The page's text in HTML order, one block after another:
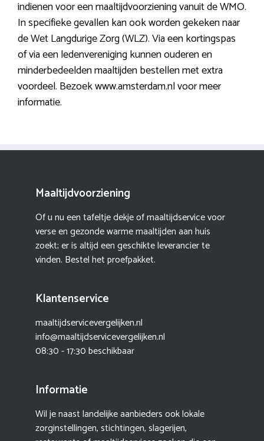
indienen voor een maaltijdvoorziening vanuit de WMO.
In specifieke gevallen kan ook worden gekeken naar
de Wet Langdurige Zorg (WLZ). Via een kortingspas
of via een ledenvereniging kunnen ouderen en
minderbedeelden maaltijden bestellen met extra
voordeel. Bezoek www.amsterdam.nl voor meer
informatie.
Maaltijdvoorziening
Of u nu een tafeltje dekje of maaltijdservice voor
verse en gezonde warme maaltijden aan huis
zoekt; er is altijd een geschikte leverancier te
vinden. Bestel het proefpakket.
Klantenservice
maaltijdservicevergelijken.nl
info@maaltijdservicevergelijken.nl
08:30 - 17:30 beschikbaar
Informatie
Wil je naast landelijke aanbieders ook lokale
zorginstellingen, stichtingen, slagerijen,